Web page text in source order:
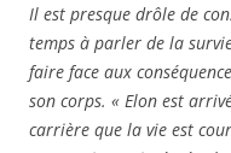
Il est presque drôle de
temps à parler de la
faire face aux
son corps. « Elon est
carrière que la vie est